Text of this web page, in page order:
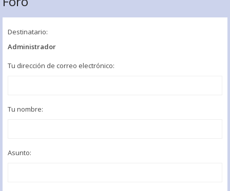
Destinatario:
Administrador
Tu dirección de correo electrónico:
Tu nombre:
Asunto: